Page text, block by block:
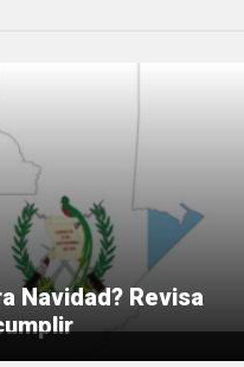
Navidad? Revisa